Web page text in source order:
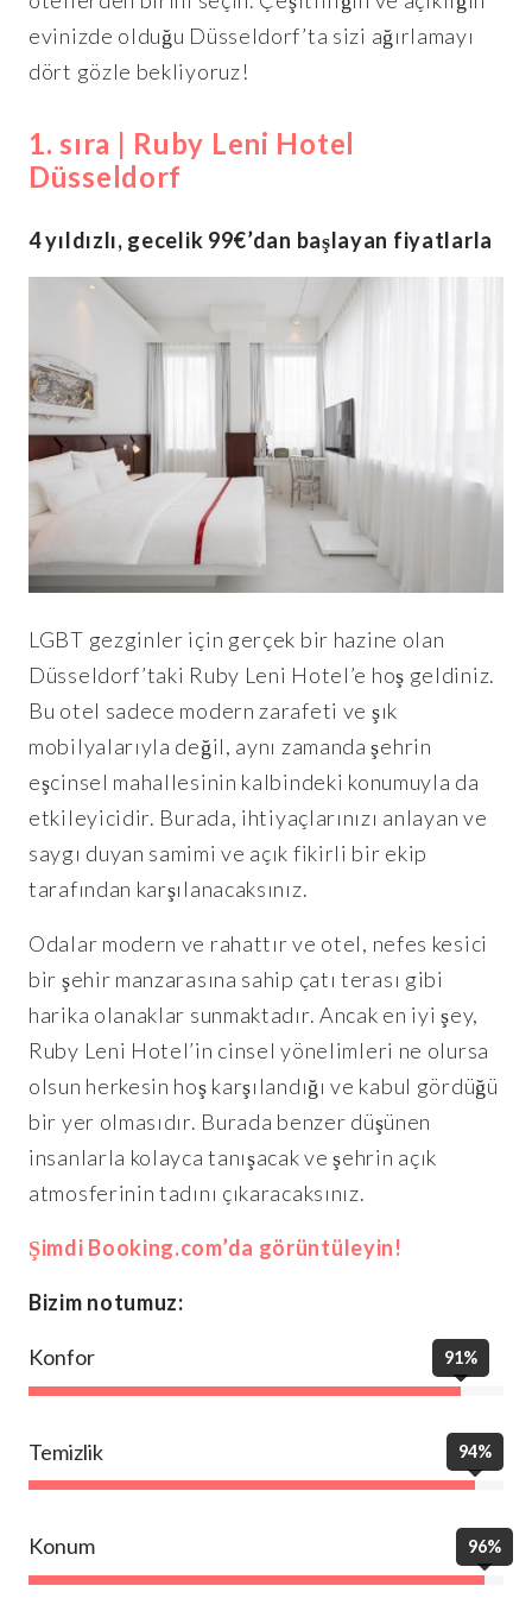
evinizde olduğu Düsseldorf’ta sizi ağırlamayı
dört gözle bekliyoruz!
1. sıra | Ruby Leni Hotel
Düsseldorf
4 yıldızlı, gecelik 99€’dan başlayan fiyatlarla
LGBT gezginler için gerçek bir hazine olan
Düsseldorf’taki Ruby Leni Hotel’e hoş geldiniz.
Bu otel sadece modern zarafeti ve şık
mobilyalarıyla değil, aynı zamanda şehrin
eşcinsel mahallesinin kalbindeki konumuyla da
etkileyicidir. Burada, ihtiyaçlarınızı anlayan ve
saygı duyan samimi ve açık fikirli bir ekip
tarafından karşılanacaksınız.
Odalar modern ve rahattır ve otel, nefes kesici
bir şehir manzarasına sahip çatı terası gibi
harika olanaklar sunmaktadır. Ancak en iyi şey,
Ruby Leni Hotel’in cinsel yönelimleri ne olursa
olsun herkesin hoş karşılandığı ve kabul gördüğü
bir yer olmasıdır. Burada benzer düşünen
insanlarla kolayca tanışacak ve şehrin açık
atmosferinin tadını çıkaracaksınız.
Şimdi Booking.com’da görüntüleyin!
Bizim notumuz:
Konfor 91%
Temizlik 94%
Konum 96%